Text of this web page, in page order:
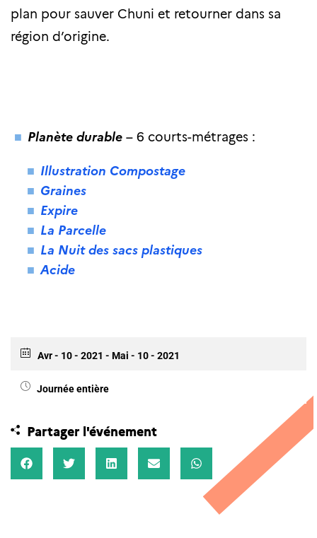
plan pour sauver Chuni et retourner dans sa
région d’origine.
Planète durable– 6 courts-métrages :
Illustration Compostage
Graines
Expire
La Parcelle
La Nuit des sacs plastiques
Acide
Avr - 10 - 2021 - Mai - 10 - 2021
Journée entière
Partager l'événement